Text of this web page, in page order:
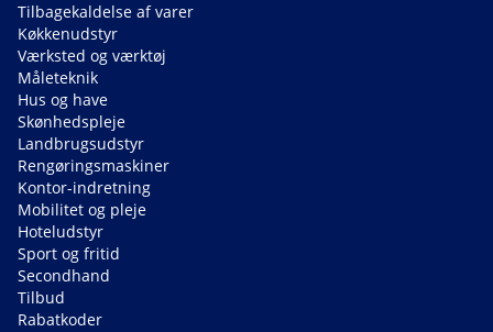
Tilbagekaldelse af varer
Køkkenudstyr
Værksted og værktøj
Måleteknik
Hus og have
Skønhedspleje
Landbrugsudstyr
Rengøringsmaskiner
Kontor-indretning
Mobilitet og pleje
Hoteludstyr
Sport og fritid
Secondhand
Tilbud
Rabatkoder